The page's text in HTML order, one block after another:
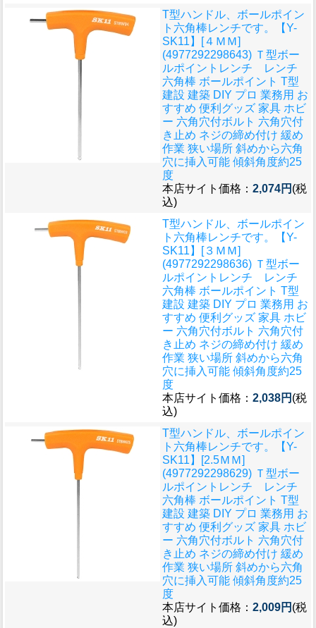
T型ハンドル、ボールポイン
ト六角棒レンチです。
【Y-
SK11】[４ＭＭ]
(4977292298643) Ｔ型ボー
ルポイントレンチ レンチ
六角棒 ボールポイント T型
建設 建築 DIY プロ 業務用 お
すすめ 便利グッズ 家具 ホビ
ー 六角穴付ボルト 六角穴付
き止め ネジの締め付け 緩め
作業 狭い場所 斜めから六角
穴に挿入可能 傾斜角度約25
度
本店サイト価格： 2,074円 (税
込)
T型ハンドル、ボールポイン
ト六角棒レンチです。
【Y-
SK11】[３ＭＭ]
(4977292298636) Ｔ型ボー
ルポイントレンチ レンチ
六角棒 ボールポイント T型
建設 建築 DIY プロ 業務用 お
すすめ 便利グッズ 家具 ホビ
ー 六角穴付ボルト 六角穴付
き止め ネジの締め付け 緩め
作業 狭い場所 斜めから六角
穴に挿入可能 傾斜角度約25
度
本店サイト価格： 2,038円 (税
込)
T型ハンドル、ボールポイン
ト六角棒レンチです。
【Y-
SK11】[2.5ＭＭ]
(4977292298629) Ｔ型ボー
ルポイントレンチ レンチ
六角棒 ボールポイント T型
建設 建築 DIY プロ 業務用 お
すすめ 便利グッズ 家具 ホビ
ー 六角穴付ボルト 六角穴付
き止め ネジの締め付け 緩め
作業 狭い場所 斜めから六角
穴に挿入可能 傾斜角度約25
度
本店サイト価格： 2,009円 (税
込)